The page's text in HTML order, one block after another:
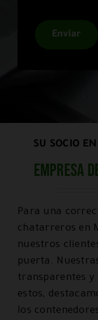
Enviar
SU SOCIO
Empresa
Para una
chatarreros en
nuestros
puerta.
transparentes y
estos,
los